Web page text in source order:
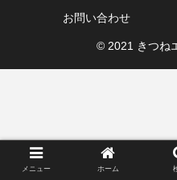
お問い合わせ
© 2021 きつね
メニュー ホーム